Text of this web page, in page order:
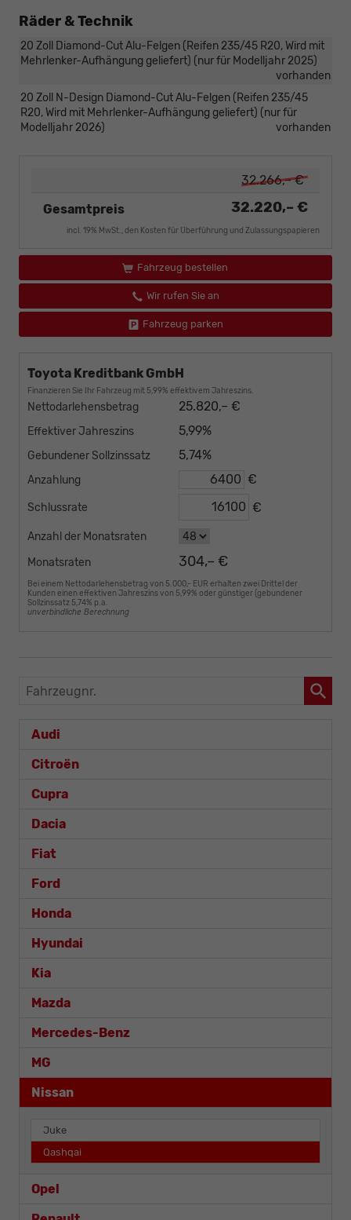
Räder & Technik
20 Zoll Diamond-Cut Alu-Felgen (Reifen 235/45 R20, Wird mit
Mehrlenker-Aufhängung geliefert) (nur für Modelljahr 2025)
vorhanden
20 Zoll N-Design Diamond-Cut Alu-Felgen (Reifen 235/45
R20, Wird mit Mehrlenker-Aufhängung geliefert) (nur für
Modelljahr 2026)
vorhanden
32.266,– €
Gesamtpreis
32.220,– €
incl. 19% MwSt., den Kosten für Überführung und Zulassungspapieren
Fahrzeug bestellen
Wir rufen Sie an
Fahrzeug parken
Toyota Kreditbank GmbH
Finanzieren Sie Ihr Fahrzeug mit 5,99% effektivem Jahreszins.
Nettodarlehensbetrag 25.820,– €
Effektiver Jahreszins 5,99%
Gebundener Sollzinssatz 5,74%
Anzahlung €
Schlussrate €
Anzahl der Monatsraten
Monatsraten
304,– €
Bei einem Nettodarlehensbetrag von 5.000,- EUR erhalten zwei Drittel der
Kunden einen effektiven Jahreszins von 5,99% oder günstiger (gebundener
Sollzinssatz 5,74% p.a.
unverbindliche Berechnung
Fahrzeugnr.
Audi
Citroën
Cupra
Dacia
Fiat
Ford
Honda
Hyundai
Kia
Mazda
Mercedes-Benz
MG
Nissan
Juke
Qashqai
Opel